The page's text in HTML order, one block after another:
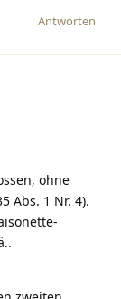
Antworten
ohne
Abs. 1 Nr. 4).